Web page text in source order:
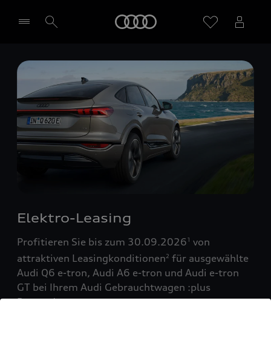
Händler wählen
Elektro-Leasing
Profitieren Sie bis zum 30.09.20261 von
attraktiven Leasingkonditionen2 für ausgewählte
Audi Q6 e-tron, Audi A6 e-tron und Audi e-tron
GT bei Ihrem Audi Gebrauchtwagen :plus
Partner!